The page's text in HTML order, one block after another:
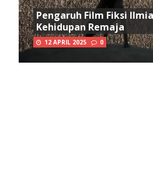
Pengaruh Film Fiksi
Kehidupan Remaja
12 APRIL 2025 0